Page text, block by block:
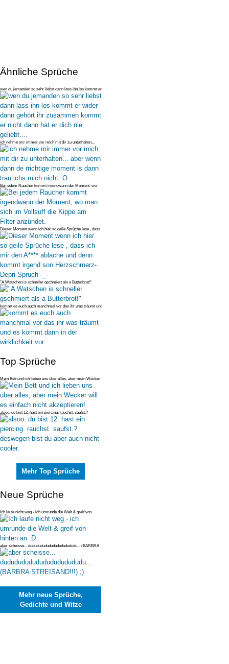
Ähnliche Sprüche
wen du jemanden so sehr liebst dann lass ihn los kommt er
wider dann geh
ich nehme mir immer vor mich mit dir zu unterhalten...
aber wenn dann d
Bei jedem Raucher kommt irgendwann der Moment, wo
man sich im Vollsuff d
Dieser Moment wenn ich hier so geile Sprüche lese , dass
ich mir den A**
"A Watschen is schneller gschmiert als a Butterbrot!"
kommt es euch auch manchmal vor das ihr was träumt und
es kommt dann in
Top Sprüche
Mein Bett und ich lieben uns über alles, aber mein Wecker
will es einfac
alsoo. du bist 12. hast ein piercing. rauchst. saufst.?
deswegen bist du
Mehr Top Sprüche
Neue Sprüche
Ich laufe nicht weg - ich umrunde die Welt & greif von
hinten an :D
aber scheisse... dudududududududududududu... (BARBRA
STREISAND!!!) ;)
Mehr neue Sprüche,
Gedichte und Witze